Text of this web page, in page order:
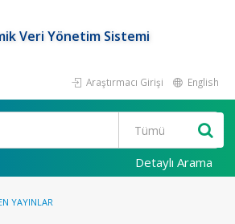
Veri Yönetim Sistemi
Araştırmacı Girişi English
Detaylı Arama
YAYINLAR